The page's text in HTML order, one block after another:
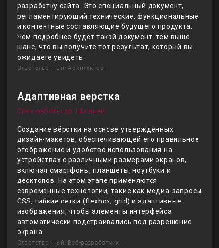
разработку сайта. Это специальный документ,
регламентирующий технические, функциональные
и контентные составляющие будущего продукта.
Чем подробнее будет такой документ, тем выше
шанс, что вы получите тот результат, который вы
ожидаете увидеть.
Ответственный: Архитектор
Адаптивная верстка
Срок работы до 14х дней
Создание вёрстки на основе утверждённых
дизайн-макетов, обеспечивающей его правильное
отображение и удобство использования на
устройствах с различными размерами экранов,
включая смартфоны, планшеты, ноутбуки и
десктопов. На этом этапе применяются
современные технологии, такие как медиа-запросы
CSS, гибкие сетки (flexbox, grid) и адаптивные
изображения, чтобы элементы интерфейса
автоматически подстраивались под разрешение
экрана.
Ответственный: Веб-разработчик